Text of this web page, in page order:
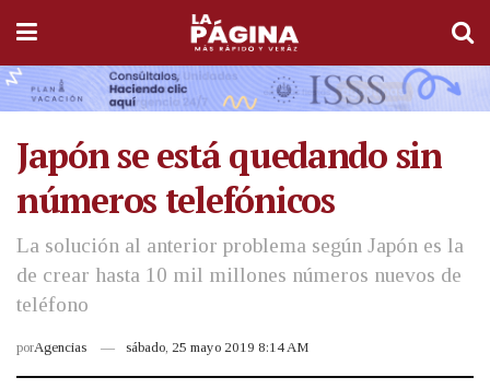
Japón se está quedando sin
números telefónicos
La solución al anterior problema según Japón es la
de crear hasta 10 mil millones números nuevos de
teléfono
porAgencias sábado, 25 mayo 2019 8:14 AM